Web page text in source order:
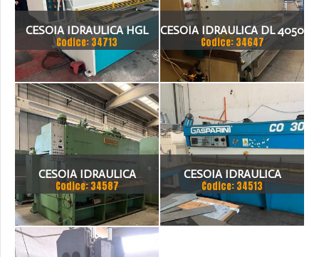
CESOIA IDRAULICA HGL
3100 X 8MM
Codice: 34713
CESOIA IDRAULICA DL 4050
X4X200
Codice: 34647
CESOIA IDRAULICA
BARIOLA 3050 X 20
Codice: 34587
CESOIA IDRAULICA
GASPARINI CO 3006
Codice: 34513